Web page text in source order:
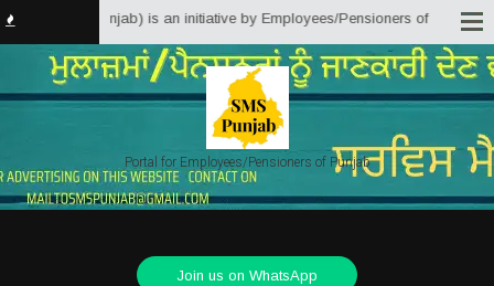
Solutions Punjab) is an initiative by Employees/Pensioners of Punjab
Portal for Employees/Pensioners of Punjab
Join us on WhatsApp